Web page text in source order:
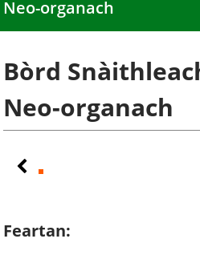
Neo-organach
Bòrd
Neo-organach
Feartan: